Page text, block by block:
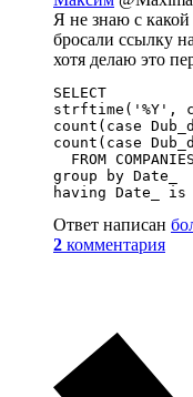
Я не знаю с
бросали ссылку
хотя делаю это
SELECT
strftime('%Y',
count(case
count(case
FROM
group by Date_
having Date_
Ответ написан
2 комментария